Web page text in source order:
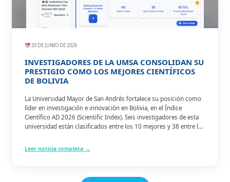
20 DE JUNIO DE 2026
INVESTIGADORES DE LA UMSA CONSOLIDAN SU
PRESTIGIO COMO LOS MEJORES CIENTÍFICOS
DE BOLIVIA
La Universidad Mayor de San Andrés fortalece su posición como
líder en investigación e innovación en Bolivia, en el Índice
Científico AD 2026 (Scientific Index). Seis investigadores de esta
universidad están clasificados entre los 10 mejores y 38 entre los
datos de Google Scholar para reconocer y ponderar a los
investigadores con alta productividad e impacto científico.
Leer noticia completa →